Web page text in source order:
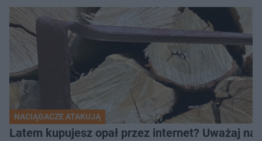
NACIĄGACZE ATAKUJĄ
Latem kupujesz opał przez internet? Uważaj na